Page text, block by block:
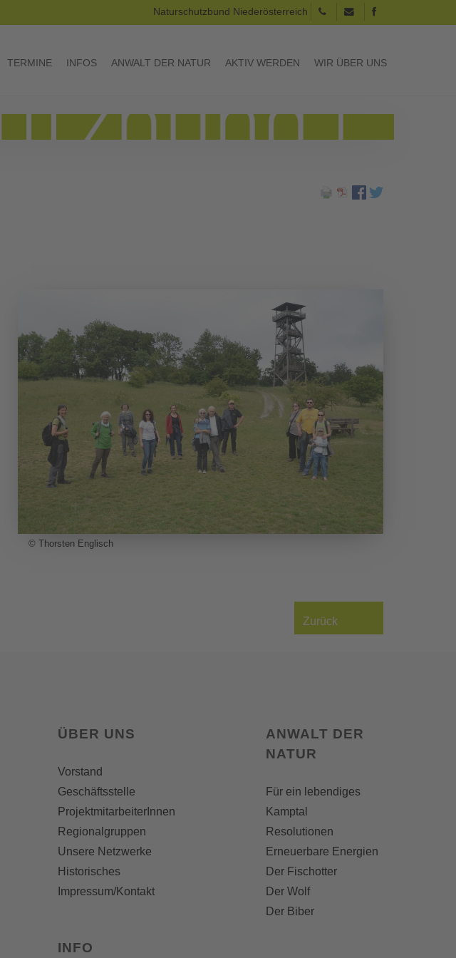
Naturschutzbund Niederösterreich
TERMINE INFOS ANWALT DER NATUR AKTIV WERDEN WIR ÜBER UNS
© Thorsten Englisch
Zurück
ÜBER UNS
Vorstand
Geschäftsstelle
ProjektmitarbeiterInnen
Regionalgruppen
Unsere Netzwerke
Historisches
Impressum/Kontakt
INFO
ANWALT DER
NATUR
Für ein lebendiges
Kamptal
Resolutionen
Erneuerbare Energien
Der Fischotter
Der Wolf
Der Biber